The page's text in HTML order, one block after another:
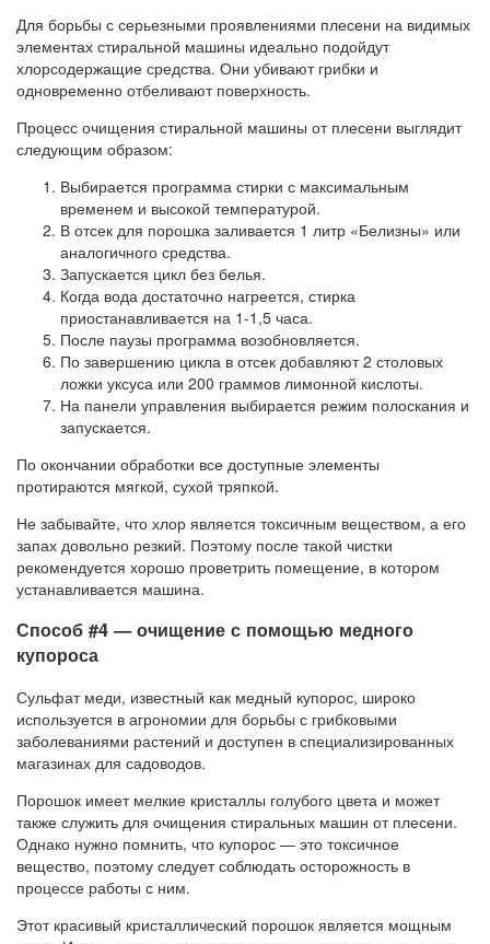
Для борьбы с серьезными проявлениями плесени на видимых
элементах стиральной машины идеально подойдут
хлорсодержащие средства. Они убивают грибки и
одновременно отбеливают поверхность.
Процесс очищения стиральной машины от плесени выглядит
следующим образом:
Выбирается программа стирки с максимальным
временем и высокой температурой.
В отсек для порошка заливается 1 литр «Белизны» или
аналогичного средства.
Запускается цикл без белья.
Когда вода достаточно нагреется, стирка
приостанавливается на 1-1,5 часа.
После паузы программа возобновляется.
По завершению цикла в отсек добавляют 2 столовых
ложки уксуса или 200 граммов лимонной кислоты.
На панели управления выбирается режим полоскания и
запускается.
По окончании обработки все доступные элементы
протираются мягкой, сухой тряпкой.
Не забывайте, что хлор является токсичным веществом, а его
запах довольно резкий. Поэтому после такой чистки
рекомендуется хорошо проветрить помещение, в котором
устанавливается машина.
Способ #4 — очищение с помощью медного
купороса
Сульфат меди, известный как медный купорос, широко
используется в агрономии для борьбы с грибковыми
заболеваниями растений и доступен в специализированных
магазинах для садоводов.
Порошок имеет мелкие кристаллы голубого цвета и может
также служить для очищения стиральных машин от плесени.
Однако нужно помнить, что купорос — это токсичное
вещество, поэтому следует соблюдать осторожность в
процессе работы с ним.
Этот красивый кристаллический порошок является мощным